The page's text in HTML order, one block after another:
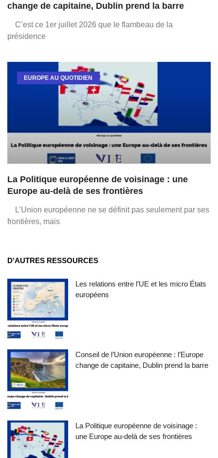
change de capitaine, Dublin prend la barre
C’est ce 1er juillet 2026 que le flambeau de la
présidence
EUROPE AU QUOTIDIEN
La Politique européenne de voisinage : une
Europe au-delà de ses frontières
L’Union européenne ne se définit pas seulement par ses
frontières, mais
D'AUTRES RESSOURCES
Les relations entre l’UE et les micro États
européens
Conseil de l’Union européenne : l’Europe
change de capitaine, Dublin prend la barre
La Politique européenne de voisinage :
une Europe au-delà de ses frontières